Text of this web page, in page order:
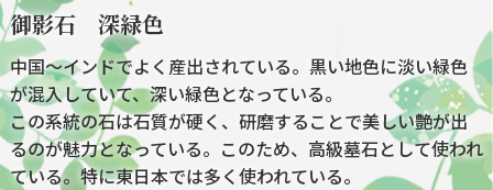
御影石 深緑色
中国～インドでよく産出されている。黒い地色に淡い緑色
が混入していて、深い緑色となっている。
この系統の石は石質が硬く、研磨することで美しい艶が出
るのが魅力となっている。このため、高級墓石として使われ
ている。特に東日本では多く使われている。